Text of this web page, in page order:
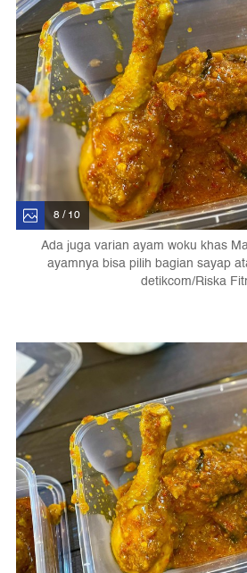
8 / 10
Ada juga varian ayam woku khas
ayamnya bisa pilih bagian sayap
detikcom/Riska